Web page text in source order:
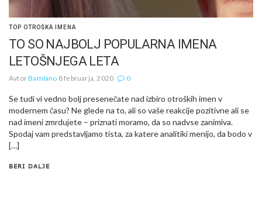
TOP OTROŠKA IMENA
TO SO NAJBOLJ POPULARNA IMENA
LETOŠNJEGA LETA
AvtorBambino 8 februarja, 2020 0
Se tudi vi vedno bolj presenečate nad izbiro otroških imen v
modernem času? Ne glede na to, ali so vaše reakcije pozitivne ali se
nad imeni zmrdujete – priznati moramo, da so nadvse zanimiva.
Spodaj vam predstavljamo tista, za katere analitiki menijo, da bodo v
[…]
BERI DALJE